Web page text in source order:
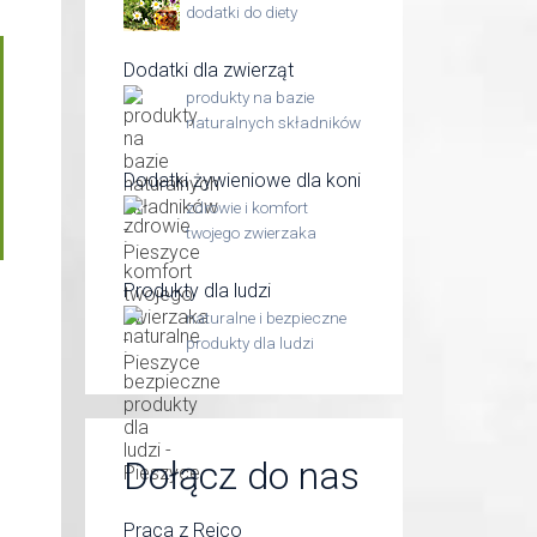
dodatki do diety
Dodatki dla zwierząt
produkty na bazie
naturalnych składników
Dodatki żywieniowe dla koni
zdrowie i komfort
twojego zwierzaka
Produkty dla ludzi
naturalne i bezpieczne
produkty dla ludzi
Dołącz do nas
Praca z Reico